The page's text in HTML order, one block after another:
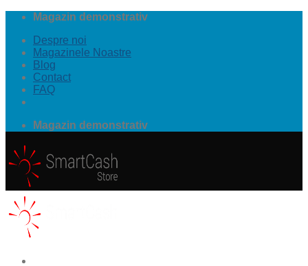
OmitețiMagazin demonstrativ
Despre noi
Magazinele Noastre
Blog
Contact
FAQ
Magazin demonstrativ